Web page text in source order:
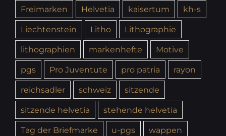
Freimarken
Helvetia kaisertum
kh-s
Liechtenstein
Litho
Lithographie
lithographien
markenhefte
Motive
pgs
Pro Juventute pro patria
rayon
reichsadler
schweiz
sitzende
sitzende helvetia
stehende helvetia
Tag der Briefmarke
u-pgs
wappen